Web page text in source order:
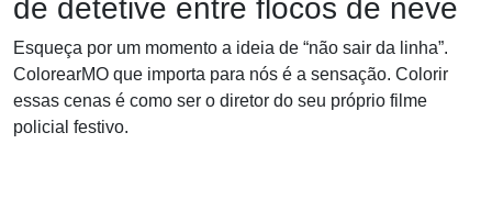
de detetive entre flocos de neve
Esqueça por um momento a ideia de “não sair da linha”.
ColorearMO que importa para nós é a sensação. Colorir
essas cenas é como ser o diretor do seu próprio filme
policial festivo.